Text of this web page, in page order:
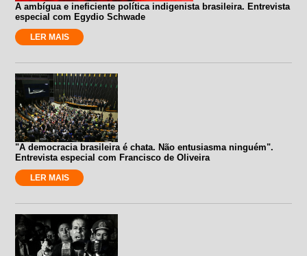
A ambígua e ineficiente política indigenista brasileira. Entrevista
especial com Egydio Schwade
LER MAIS
"A democracia brasileira é chata. Não entusiasma ninguém".
Entrevista especial com Francisco de Oliveira
LER MAIS